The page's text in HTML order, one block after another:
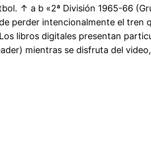
↑ a b «2ª División 1965-66
perder intencionalmente el
libros digitales presentan
mientras se disfruta del